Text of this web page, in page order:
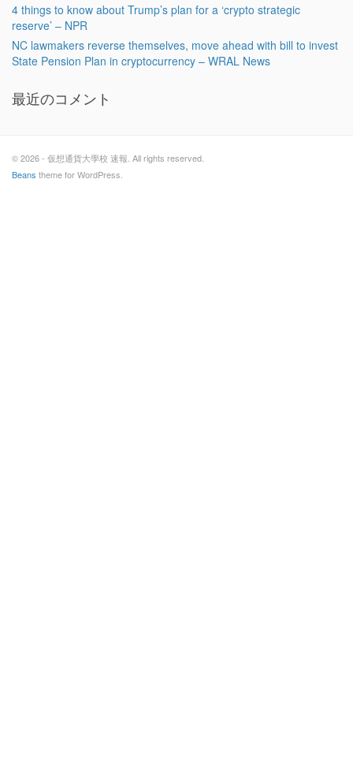
4 things to know about Trump’s plan for a ‘crypto strategic
reserve’ – NPR
NC lawmakers reverse themselves, move ahead with bill to invest
State Pension Plan in cryptocurrency – WRAL News
最近のコメント
© 2026 - 仮想通貨大學校 速報. All rights reserved.
Beans theme for WordPress.